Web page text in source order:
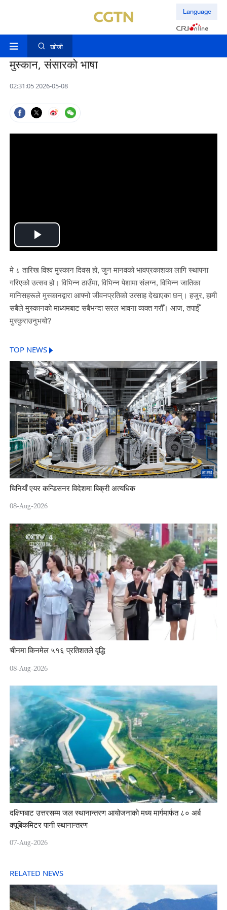
Language
खोजी
मुस्कान, संसारको भाषा
02:31:05 2026-05-08
Play
Video
मे ८ तारिख विश्व मुस्कान दिवस हो, जुन मानवको भावप्रकाशका लागि स्थापना
गरिएको उत्सव हो। विभिन्न ठाउँमा, विभिन्न पेशामा संलग्न, विभिन्न जातिका
मानिसहरूले मुस्कानद्वारा आफ्नो जीवनप्रतिको उत्साह देखाएका छन्। हजुर, हामी
सबैले मुस्कानको माध्यमबाट सबैभन्दा सरल भावना व्यक्त गरौँ। आज, तपाईँ
मुस्कुराउनुभयो?
TOP NEWS
चिनियाँ एयर कन्डिसनर विदेशमा बिक्री अत्यधिक
08-Aug-2026
चीनमा किनमेल ५१६ प्रतिशतले वृद्धि
08-Aug-2026
दक्षिणबाट उत्तरसम्म जल स्थानान्तरण आयोजनाको मध्य मार्गमार्फत ८० अर्ब
क्यूबिकमिटर पानी स्थानान्तरण
07-Aug-2026
RELATED NEWS